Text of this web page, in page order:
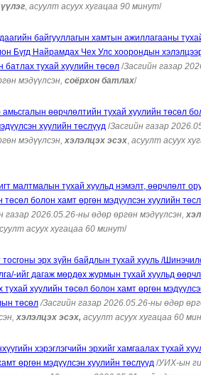
асуулт асуух хугацаа 90 минут/
байгууллагын хамтын ажиллагааны
Бүгд Найрамдах Чех Улс хоорондын
батлах тухай хуулийн төсөл /Засгийн газар
мэдүүлсэн, соёрхон батлах/
амьсгалын өөрчлөлтийн тухай хуулийн төсөл
хуулийн төслүүд /Засгийн газар
мэдүүлсэн, хэлэлцэх эсэх асуулт асуух
малтмалын тухай хуульд нэмэлт, өөрчлөлт
төсөл болон хамт өргөн мэдүүлсэн хуулийн
газар 2026.05.26-ны өдөр өргөн мэдүүлсэн,
асуух хугацаа 60 минут/
тосгоны эрх зүйн байдлын тухай хууль /
ийг дагаж мөрдөх журмын тухай хуульд
тухай хуулийн төсөл болон хамт өргөн
төсөл /Засгийн газар 2026.05.26-ны өдөр
хэлэлцэх эсэх, асуулт асуух хугацаа 60
хэрэглэгчийн эрхийг хамгаалах тухай
өргөн мэдүүлсэн хуулийн төслүүд /УИХ-ын